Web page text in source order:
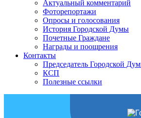
Актуальный комментарий
Фоторепортажи
Опросы и голосования
История Городской Думы
Почетные Граждане
Награды и поощрения
Контакты
Председатель Городской
КСП
Полезные ссылки